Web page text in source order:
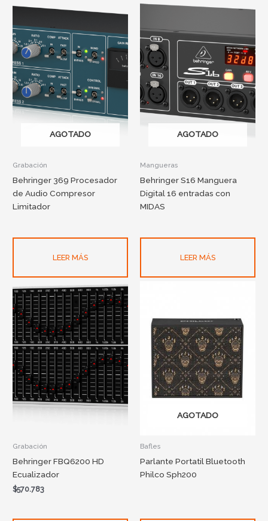
AGOTADO
Grabación
Behringer 369 Procesador
de Audio Compresor
Limitador
LEER MÁS
AGOTADO
Mangueras
Behringer S16 Manguera
Digital 16 entradas con
MIDAS
LEER MÁS
Grabación
Behringer FBQ6200 HD
Ecualizador
$570.783
AGOTADO
Bafles
Parlante Portatil Bluetooth
Philco Sph200